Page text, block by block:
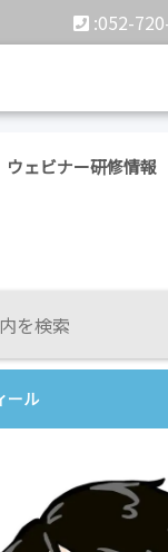
:052-
ウェビナー研修情報
ール